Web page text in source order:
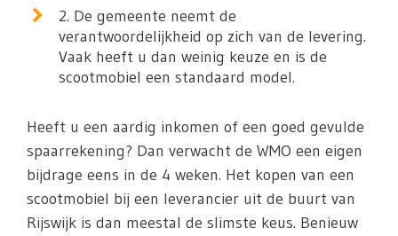
2. De gemeente neemt de
verantwoordelijkheid op zich van de levering.
Vaak heeft u dan weinig keuze en is de
scootmobiel een standaard model.
Heeft u een aardig inkomen of een goed gevulde
spaarrekening? Dan verwacht de WMO een eigen
bijdrage eens in de 4 weken. Het kopen van een
scootmobiel bij een leverancier uit de buurt van
Rijswijk is dan meestal de slimste keus. Benieuw